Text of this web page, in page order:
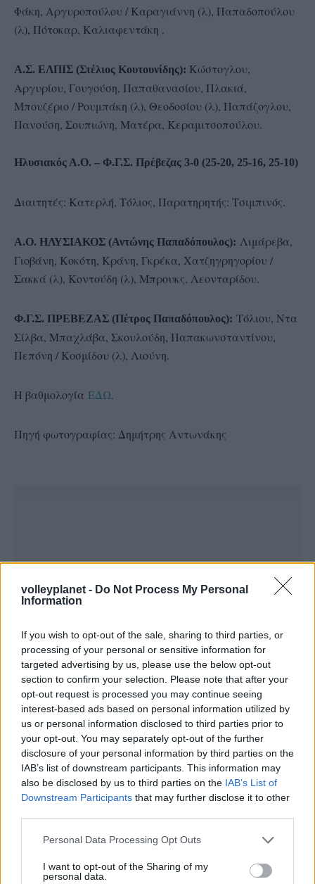
volleyplanet - Do Not Process My Personal
Information
If you wish to opt-out of the sale, sharing to third parties, or
processing of your personal or sensitive information for
targeted advertising by us, please use the below opt-out
section to confirm your selection. Please note that after your
opt-out request is processed you may continue seeing
interest-based ads based on personal information utilized by
us or personal information disclosed to third parties prior to
your opt-out. You may separately opt-out of the further
disclosure of your personal information by third parties on the
IAB’s list of downstream participants. This information may
also be disclosed by us to third parties on the IAB’s List of
Downstream Participants that may further disclose it to other
Please note that this website/app uses one or more Google
not limited to your visit or usage behaviour. You may click to
grant or deny consent to Google and its third-party tags to
Personal Data Processing Opt Outs
I want to opt-out of the Sharing of my
personal data.
Φάκη, Αργυροπούλου / Καραγιάννη (λ), Παπαδοπούλου
(λ), Πότοκαρ, Καλιαφεντάκη .
Α.Σ. ΕΛΠΙΣ (Στέλιος Κουτουνίδης): Κώστογλου,
Αργυρίου, Γουγούση, Παπαθανασίου, Πλακιά,
Μπουζέριο / Ρουμπάκη (λ), Θεοδοσίου (λ), Παπάζογλου,
Πανούση, Σουπιώνη, Ματέρα, Κεραμιτσοπούλου.
Ηλυσιακός Α.Ο. – Φ.Γ.Σ. Πρέβεζας 3-0 (25-20, 25-16, 25-10)
Διαιτητές: Κατερλή, Τόλιος, Παρατηρητής: Τσιμπινός.
A.O. ΗΛΥΣΙΑΚΟΣ (Αντώνης Παπαδόπουλος): Λιμάρεβα,
Γιοβάνη, Κοκότη, Κράνη, Γκρέκα, Χατζηγρηγορίου /
Σακκά (λ), Κοντούδη (λ), Μπρουκς, Λεονταρίδου.
Φ.Γ.Σ. ΠΡΕΒΕΖΑΣ (Πέτρος Παπαδόπουλος): Tόλιου, Ντα
Σίλβα, Μπαχλάβα, Σκουλούδη, Παπακωνσταντίνου,
Πεπόνη / Κοσμίδου (λ), Λιούνη.
Η βαθμολογία ΕΔΩ.
Πηγή φωτογραφίας: Δημήτρης Αντωνάκης